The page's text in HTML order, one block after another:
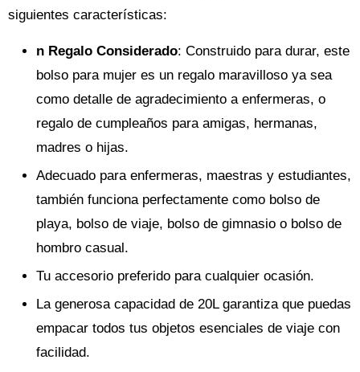
siguientes características:
n Regalo Considerado: Construido para durar, este
bolso para mujer es un regalo maravilloso ya sea
como detalle de agradecimiento a enfermeras, o
regalo de cumpleaños para amigas, hermanas,
madres o hijas.
Adecuado para enfermeras, maestras y estudiantes,
también funciona perfectamente como bolso de
playa, bolso de viaje, bolso de gimnasio o bolso de
hombro casual.
Tu accesorio preferido para cualquier ocasión.
La generosa capacidad de 20L garantiza que puedas
empacar todos tus objetos esenciales de viaje con
facilidad.